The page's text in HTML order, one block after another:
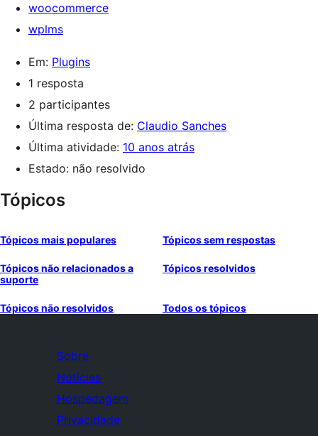
woocommerce
wplms
Em: Plugins
1 resposta
2 participantes
Última resposta de: Claudio Sanches
Última atividade: 10 anos atrás
Estado: não resolvido
Tópicos
Tópicos mais populares Tópicos sem respostas
Tópicos não relacionados a
suporte
Tópicos resolvidos
Tópicos não resolvidos Todos os tópicos
Sobre
Notícias
Hospedagem
Privacidade